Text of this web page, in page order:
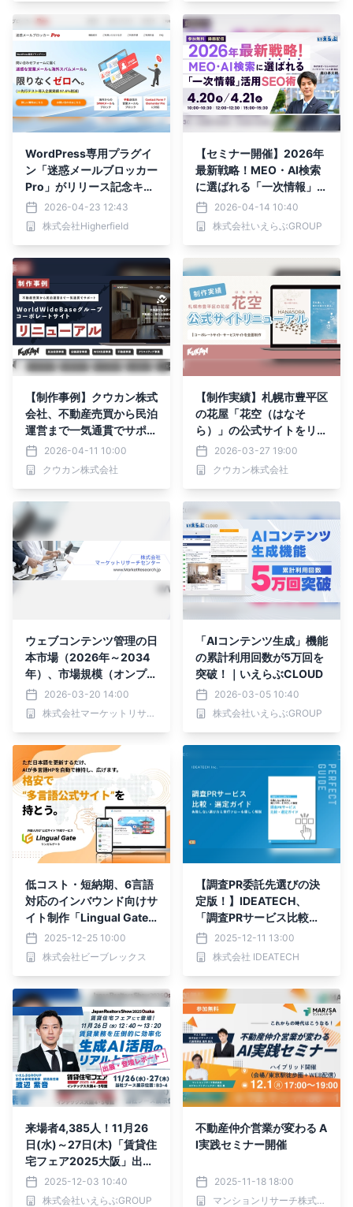
WordPress専用プラグイ
ン「迷惑メールブロッカー
Pro」がリリース記念キャ
ンペーンを実施中。モニタ
ー企業には無償提供も。
2026-04-23 12:43
株式会社Higherfield
【セミナー開催】2026年
最新戦略！MEO・AI検索
に選ばれる「一次情報」活
用SEO術｜いえらぶGROU
P
2026-04-14 10:40
株式会社いえらぶGROUP
【制作事例】クウカン株式
会社、不動産売買から民泊
運営まで一気通貫でサポー
トする「WorldWideBase
グループ」のコーポレート
サイトの全面リニューアル
2026-04-11 10:00
クウカン株式会社
【制作実績】札幌市豊平区
の花屋「花空（はなそ
ら）」の公式サイトをリニ
ューアル｜コーポレートサ
イト・サービスサイトを全
面制作
2026-03-27 19:00
クウカン株式会社
ウェブコンテンツ管理の日
本市場（2026年～2034
年）、市場規模（オンプレ
ミス、クラウドベース）・
分析レポートを発表
2026-03-20 14:00
株式会社マーケットリサーチセンター
「AIコンテンツ生成」機能
の累計利用回数が5万回を
突破！｜いえらぶCLOUD
2026-03-05 10:40
株式会社いえらぶGROUP
低コスト・短納期、6言語
対応のインバウンド向けサ
イト制作「Lingual Gate
（リンガルゲート）」リリ
ース
2025-12-25 10:00
株式会社ビーブレックス
【調査PR委託先選びの決
定版！】IDEATECH、
「調査PRサービス比較・
選定ガイド」を無料公開
2025-12-11 13:00
株式会社 IDEATECH
来場者4,385人！11月26
日(水)～27日(木)「賃貸住
宅フェア2025大阪」出
展・登壇レポート｜いえら
ぶGROUP
2025-12-03 10:40
株式会社いえらぶGROUP
不動産仲介営業が変わる A
I実践セミナー開催
2025-11-18 18:00
マンションリサーチ株式会社